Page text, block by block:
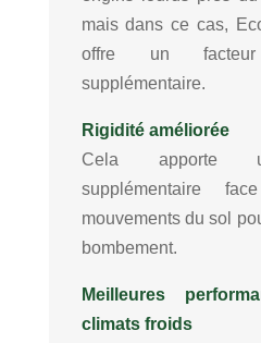
mais dans ce cas,
offre un
supplémentaire.
Rigidité améliorée
Cela apporte
supplémentaire
mouvements du sol
bombement.
Meilleures
climats froids